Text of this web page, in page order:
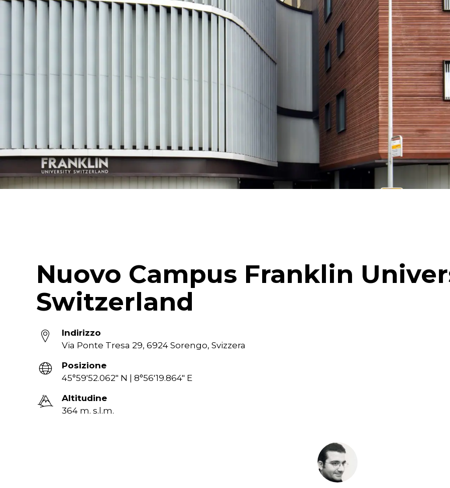
Nuovo Campus Franklin
Switzerland
Indirizzo
Via Ponte Tresa 29, 6924 Sorengo, Svizzera
Posizione
45°59′52.062″ N | 8°56′19.864″ E
Altitudine
364 m. s.l.m.